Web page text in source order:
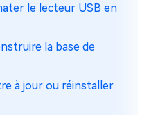
le lecteur USB en
la base de
à jour ou réinstaller